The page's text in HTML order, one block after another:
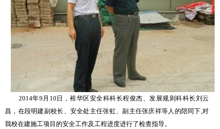
2014年9 月 10 日，裕华区安全科科长程俊杰、发展规则科科长刘云
昌，在段明建副校长、安全处主任张虹、副主任张庆祥等人的陪同下,对
我校在建施工项目的安全工作及工程进度进行了检查指导。